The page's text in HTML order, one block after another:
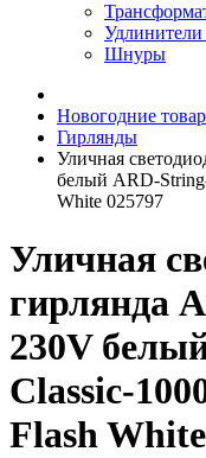
Шнуры
Новогодние
Гирлянды
Уличная
белый ARD-
White 025797
Уличная
гирлянда
230V
Classic-
Flash